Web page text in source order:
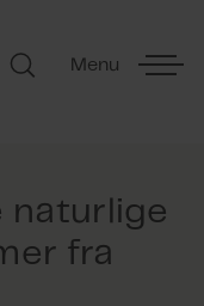
Menu
naturlige
fra